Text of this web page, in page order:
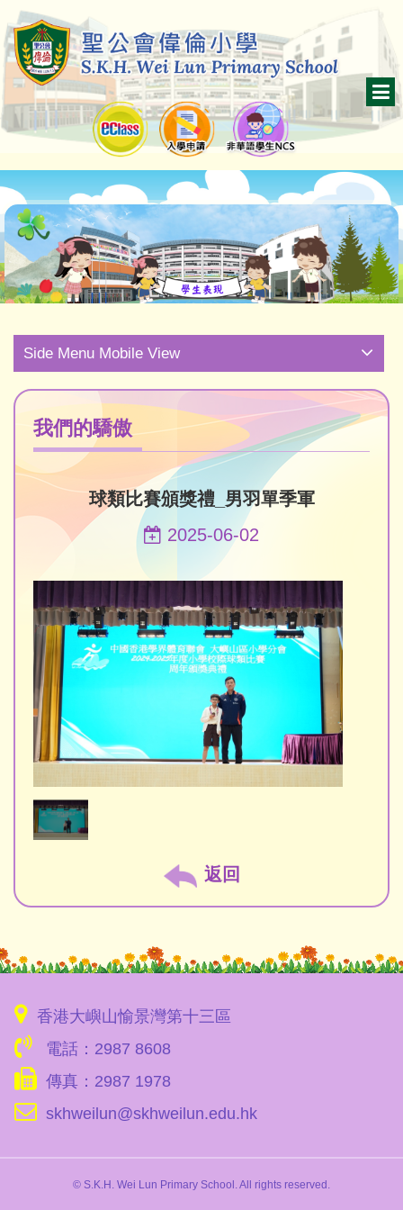
Side Menu Mobile View
我們的驕傲
球類比賽頒獎禮_男羽單季軍
2025-06-02
返回
香港大嶼山愉景灣第十三區
電話：2987 8608
傳真：2987 1978
skhweilun@skhweilun.edu.hk
© S.K.H. Wei Lun Primary School. All rights reserved.